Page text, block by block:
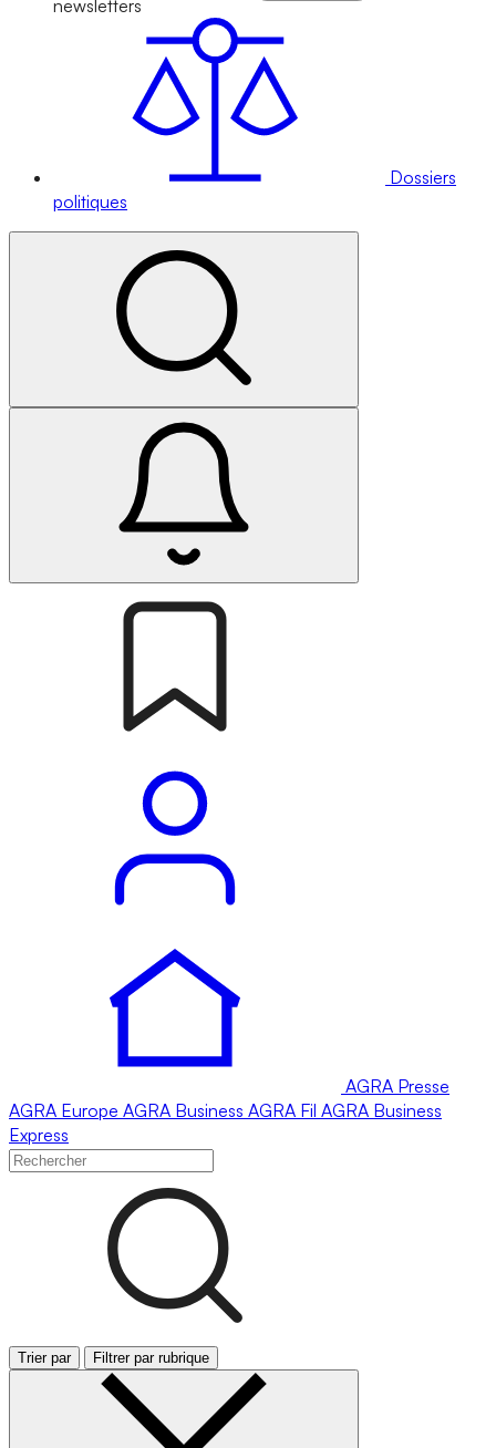
newsletters
Dossiers
politiques
AGRA Presse
AGRA Europe AGRA Business AGRA Fil AGRA Business
Express
Trier par Filtrer par rubrique